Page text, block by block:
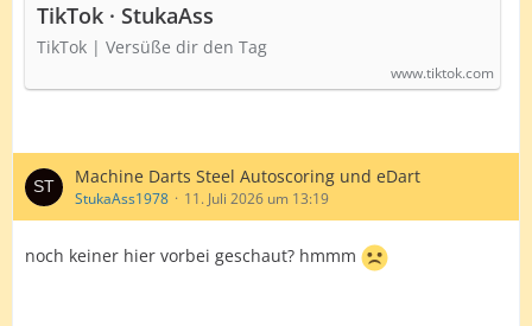
TikTok · StukaAss
TikTok | Versüße dir den Tag
www.tiktok.com
Machine Darts Steel Autoscoring und eDart
StukaAss1978 11. Juli 2026 um 13:19
noch keiner hier vorbei geschaut? hmmm